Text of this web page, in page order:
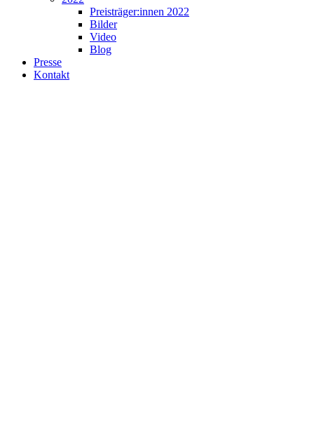
Preisträger:innen 2022
Bilder
Video
Blog
Presse
Kontakt